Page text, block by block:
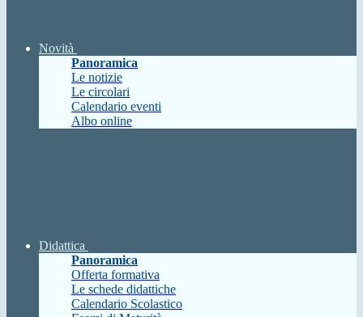
Novità
Panoramica
Le notizie
Le circolari
Calendario eventi
Albo online
Didattica
Panoramica
Offerta formativa
Le schede didattiche
Calendario Scolastico